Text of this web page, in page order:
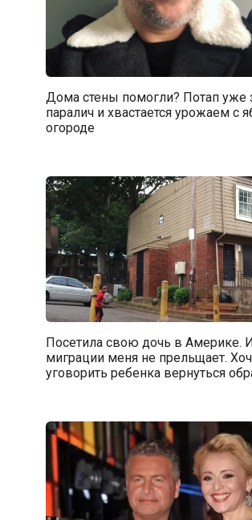
Дома стены помогли? Потап уже
паралич и хвастается урожаем с
огороде
Посетила свою дочь в Америке.
миграции меня не прельщает.
уговорить ребенка вернуться